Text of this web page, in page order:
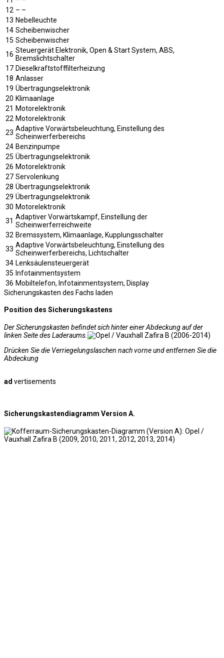
12 – –
13 Nebelleuchte
14 Scheibenwischer
15 Scheibenwischer
16 Steuergerät Elektronik, Open & Start System, ABS,
Bremslichtschalter
17 Dieselkraftstofffilterheizung
18 Anlasser
19 Übertragungselektronik
20 Klimaanlage
21 Motorelektronik
22 Motorelektronik
23 Adaptive Vorwärtsbeleuchtung, Einstellung des
Scheinwerferbereichs
24 Benzinpumpe
25 Übertragungselektronik
26 Motorelektronik
27 Servolenkung
28 Übertragungselektronik
29 Übertragungselektronik
30 Motorelektronik
31 Adaptiver Vorwärtskampf, Einstellung der
Scheinwerferreichweite
32 Bremssystem, Klimaanlage, Kupplungsschalter
33 Adaptive Vorwärtsbeleuchtung, Einstellung des
Scheinwerferbereichs, Lichtschalter
34 Lenksäulensteuergerät
35 Infotainmentsystem
36 Mobiltelefon, Infotainmentsystem, Display
Sicherungskasten des Fachs laden
Position des Sicherungskastens
Der Sicherungskasten befindet sich hinter einer Abdeckung auf der
linken Seite des Laderaums.
Drücken Sie die Verriegelungslaschen nach vorne und entfernen Sie die
Abdeckung
ad vertisements
Sicherungskastendiagramm Version A.